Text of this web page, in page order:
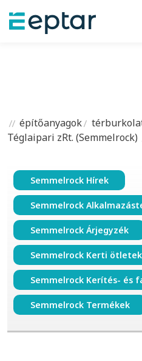
építőanyagok
Téglaipari zRt. (Semmelrock)
Semmelrock Hírek
Semmelrock
Semmelrock Árjegyzék
Semmelrock Kerti ötletek
Semmelrock Kerítés- és
Semmelrock Termékek